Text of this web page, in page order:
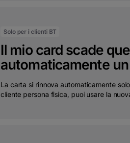
Solo per i clienti BT
Il mio card scade
automaticamente
La carta si rinnova automaticamente
cliente persona fisica, puoi usare la